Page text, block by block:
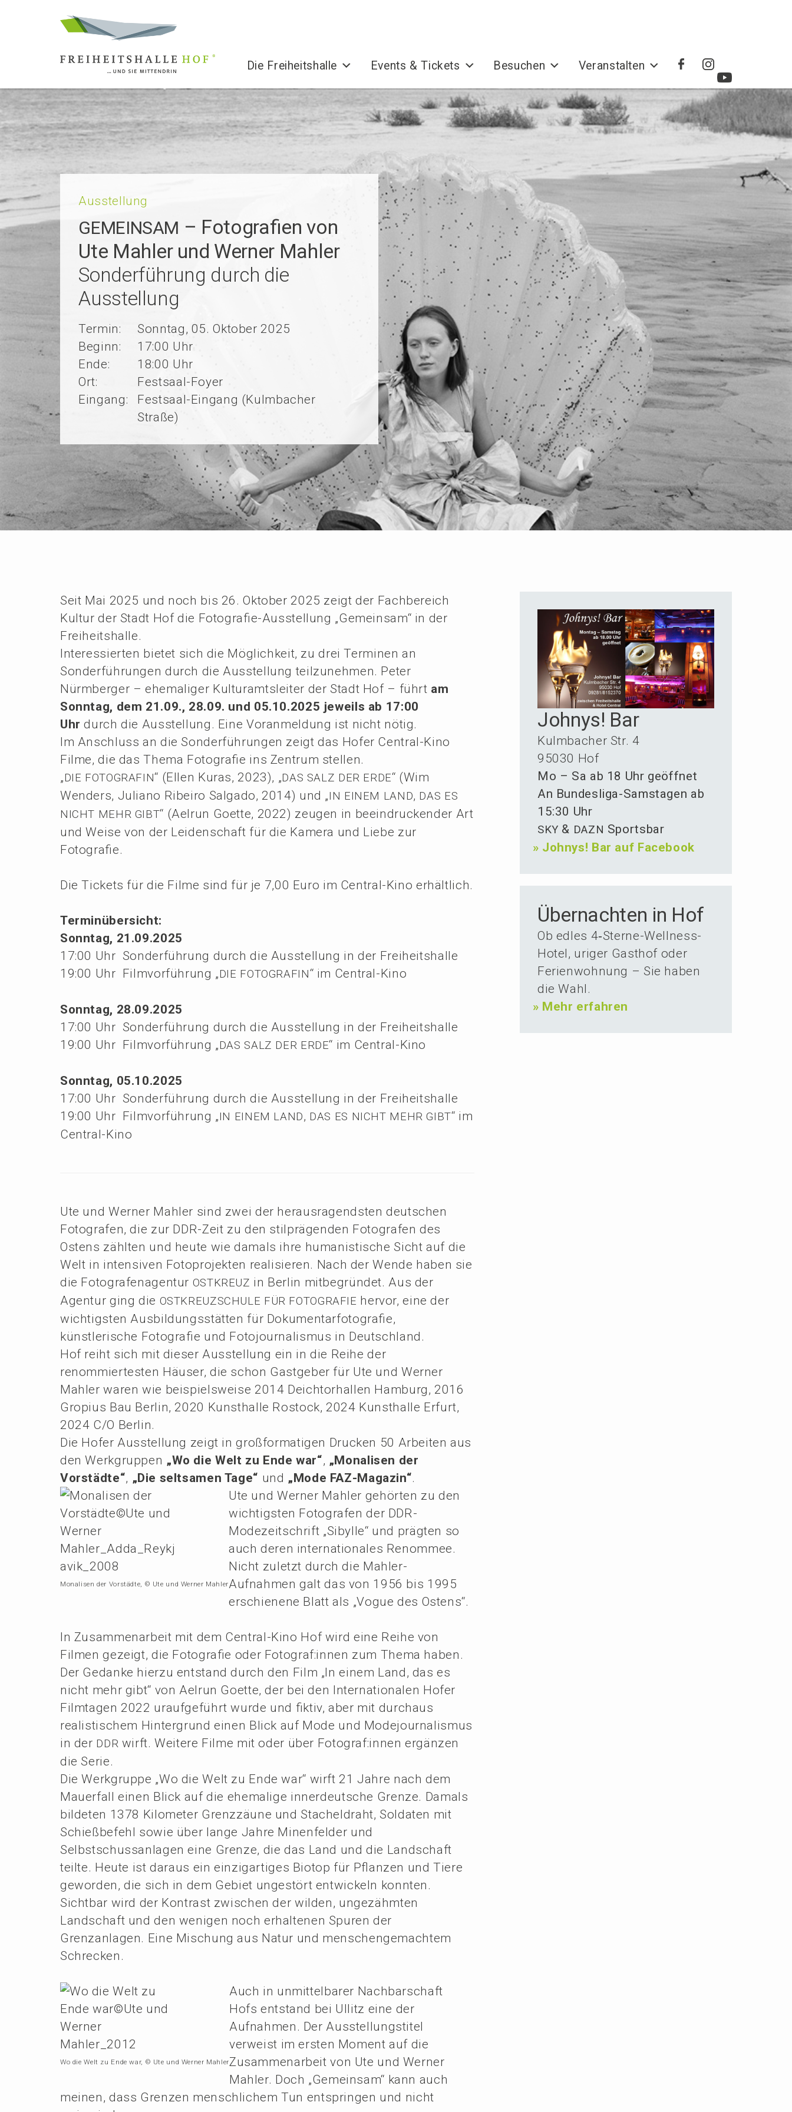
Die Freiheitshalle Events & Tickets Besuchen Veranstalten
Ausstellung
GEMEINSAM – Fotogra­fien von
Ute Mahler und Werner Mahler
Sonderführung durch die
Ausstellung
Termin:
Sonntag, 05. Oktober 2025
Beginn:
17:00 Uhr
Ende:
18:00 Uhr
Ort:
Festsaal-Foyer
Eingang:
Festsaal-Eingang (Kulmbacher
Straße)
Seit Mai 2025 und noch bis 26. Oktober 2025 zeigt der Fachbe­reich
Kultur der Stadt Hof die Fotogra­fie-Ausstel­lung „Gemein­sam“ in der
Freiheitshalle.
Inter­es­sier­ten bietet sich die Möglich­keit, zu drei Termi­nen an
Sonder­füh­run­gen durch die Ausstel­lung teilzu­neh­men. Peter
Nürmber­ger – ehema­li­ger Kultur­amts­lei­ter der Stadt Hof – führt am
Sonntag, dem 21.09., 28.09. und 05.10.2025 jeweils ab 17:00
Uhr durch die Ausstel­lung. Eine Voranmel­dung ist nicht nötig.
Im Anschluss an die Sonder­füh­run­gen zeigt das Hofer Central-Kino
Filme, die das Thema Fotogra­fie ins Zentrum stellen.
„DIE FOTOGRAFIN“ (Ellen Kuras, 2023), „DAS SALZ DER ERDE“ (Wim
Wenders, Julia­no Ribei­ro Salga­do, 2014) und „IN EINEM LAND, DAS ES
NICHT MEHR GIBT“ (Aelrun Goette, 2022) zeugen in beein­dru­cken­der Art
und Weise von der Leiden­schaft für die Kamera und Liebe zur
Fotografie.
Die Tickets für die Filme sind für je 7,00 Euro im Central-Kino erhältlich.
Termin­über­sicht:
Sonntag, 21.09.2025
17:00 Uhr Sonder­füh­rung durch die Ausstel­lung in der Freiheitshalle
19:00 Uhr Filmvor­füh­rung „DIE FOTOGRAFIN“ im Central-Kino
Sonntag, 28.09.2025
17:00 Uhr Sonder­füh­rung durch die Ausstel­lung in der Freiheitshalle
19:00 Uhr Filmvor­füh­rung „DAS SALZ DER ERDE“ im Central-Kino
Sonntag, 05.10.2025
17:00 Uhr Sonder­füh­rung durch die Ausstel­lung in der Freiheitshalle
19:00 Uhr Filmvor­füh­rung „IN EINEM LAND, DAS ES NICHT MEHR GIBT“ im
Central-Kino
Ute und Werner Mahler sind zwei der heraus­ra­gends­ten deutschen
Fotogra­fen, die zur DDR-Zeit zu den stilprä­gen­den Fotogra­fen des
Ostens zählten und heute wie damals ihre humanis­ti­sche Sicht auf die
Welt in inten­si­ven Fotopro­jek­ten reali­sie­ren. Nach der Wende haben sie
die Fotogra­fen­agen­tur OSTKREUZ in Berlin mitbe­grün­det. Aus der
Agentur ging die OSTKREUZSCHULE FÜR FOTOGRAFIE hervor, eine der
wichtigs­ten Ausbil­dungs­stät­ten für Dokumen­tar­fo­to­gra­fie,
künst­le­ri­sche Fotogra­fie und Fotojour­na­lis­mus in Deutschland.
Hof reiht sich mit dieser Ausstel­lung ein in die Reihe der
renom­mier­tes­ten Häuser, die schon Gastge­ber für Ute und Werner
Mahler waren wie beispiels­wei­se 2014 Deich­tor­hal­len Hamburg, 2016
Gropi­us Bau Berlin, 2020 Kunst­hal­le Rostock, 2024 Kunst­hal­le Erfurt,
2024 C/O Berlin.
Die Hofer Ausstel­lung zeigt in großfor­ma­ti­gen Drucken 50 Arbei­ten aus
den Werkgrup­pen „Wo die Welt zu Ende war“, „Monali­sen der
Vorstäd­te“, „Die seltsa­men Tage“ und „Mode FAZ-Magazin“.
Monali­sen der Vorstäd­te, © Ute und Werner Mahler
Ute und Werner Mahler gehör­ten zu den
wichtigs­ten Fotogra­fen der DDR-
Modezeit­schrift „Sibyl­le“ und prägten so
auch deren inter­na­tio­na­les Renom­mee.
Nicht zuletzt durch die Mahler-
Aufnah­men galt das von 1956 bis 1995
erschie­ne­ne Blatt als „Vogue des Ostens“.
In Zusam­men­ar­beit mit dem Central-Kino Hof wird eine Reihe von
Filmen gezeigt, die Fotogra­fie oder Fotograf:innen zum Thema haben.
Der Gedan­ke hierzu entstand durch den Film „In einem Land, das es
nicht mehr gibt“ von Aelrun Goette, der bei den Inter­na­tio­na­len Hofer
Filmta­gen 2022 urauf­ge­führt wurde und fiktiv, aber mit durch­aus
realis­ti­schem Hinter­grund einen Blick auf Mode und Modejour­na­lis­mus
in der DDR wirft. Weite­re Filme mit oder über Fotograf:innen ergän­zen
die Serie.
Die Werkgrup­pe „Wo die Welt zu Ende war“ wirft 21 Jahre nach dem
Mauer­fall einen Blick auf die ehema­li­ge inner­deut­sche Grenze. Damals
bilde­ten 1378 Kilome­ter Grenz­zäu­ne und Stachel­draht, Solda­ten mit
Schieß­be­fehl sowie über lange Jahre Minen­fel­der und
Selbst­schuss­an­la­gen eine Grenze, die das Land und die Landschaft
teilte. Heute ist daraus ein einzig­ar­ti­ges Biotop für Pflan­zen und Tiere
gewor­den, die sich in dem Gebiet ungestört entwi­ckeln konnten.
Sicht­bar wird der Kontrast zwischen der wilden, ungezähm­ten
Landschaft und den wenigen noch erhal­te­nen Spuren der
Grenz­an­la­gen. Eine Mischung aus Natur und menschen­ge­mach­tem
Schrecken.
Wo die Welt zu Ende war, © Ute und Werner Mahler
Auch in unmit­tel­ba­rer Nachbar­schaft
Hofs entstand bei Ullitz eine der
Aufnah­men. Der Ausstel­lungs­ti­tel
verweist im ersten Moment auf die
Zusam­men­ar­beit von Ute und Werner
Mahler. Doch „Gemein­sam“ kann auch
meinen, dass Grenzen mensch­li­chem Tun entsprin­gen und nicht
Johnys! Bar
Kulmba­cher Str. 4
95030 Hof
Mo – Sa ab 18 Uhr geöffnet
An Bundes­li­ga-Samsta­gen ab
15:30 Uhr
SKY & DAZN Sportsbar
» Johnys! Bar auf Facebook
Über­nachten in Hof
Ob edles 4‑Ster­ne-Wellness-
Hotel, uriger Gasthof oder
Ferien­woh­nung – Sie haben
die Wahl.
» Mehr erfahren